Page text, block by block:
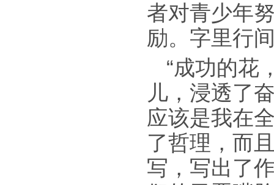
者对青少年
励。字里行
“成功的花
儿，浸透了
应该是我在
了哲理，而
写，写出了